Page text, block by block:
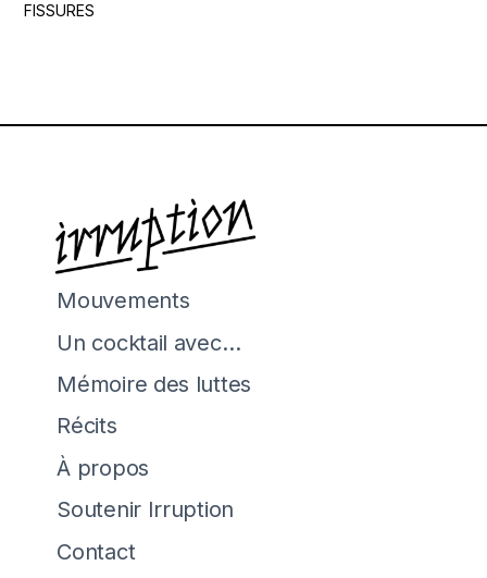
FISSURES
Mouvements
Un cocktail avec…
Mémoire des luttes
Récits
À propos
Soutenir Irruption
Contact